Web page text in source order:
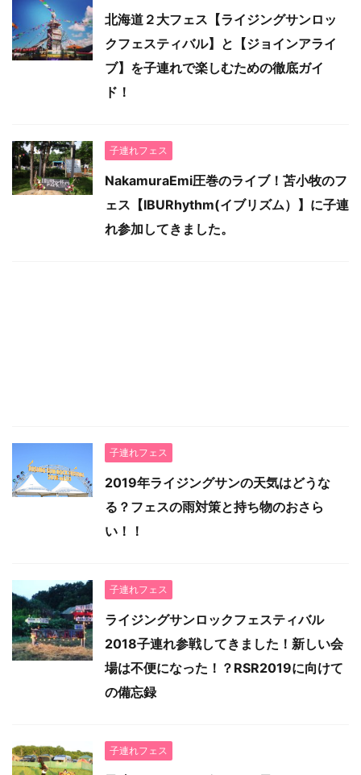
北海道２大フェス【ライジングサンロッ
クフェスティバル】と【ジョインアライ
ブ】を子連れで楽しむための徹底ガイ
ド！
子連れフェス
NakamuraEmi圧巻のライブ！苫小牧のフ
ェス【IBURhythm(イブリズム）】に子連
れ参加してきました。
子連れフェス
2019年ライジングサンの天気はどうな
る？フェスの雨対策と持ち物のおさら
い！！
子連れフェス
ライジングサンロックフェスティバル
2018子連れ参戦してきました！新しい会
場は不便になった！？RSR2019に向けて
の備忘録
子連れフェス